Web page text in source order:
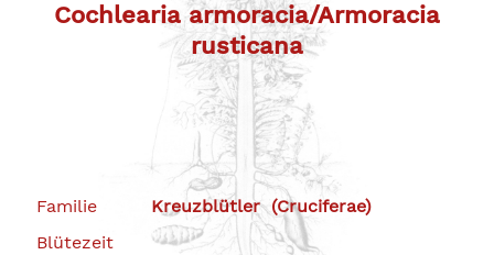
Cochlearia armoracia/Armoracia
rusticana
Familie
Kreuzblütler (Cruciferae)
Blütezeit